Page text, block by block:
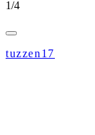
1/4
tuzzen17